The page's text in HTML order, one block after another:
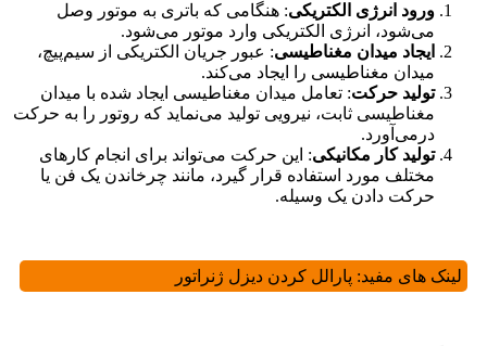
ورود انرژی الکتریکی: هنگامی که باتری به موتور وصل
می‌شود، انرژی الکتریکی وارد موتور می‌شود.
ایجاد میدان مغناطیسی: عبور جریان الکتریکی از سیم‌پیچ،
میدان مغناطیسی را ایجاد می‌کند.
تولید حرکت: تعامل میدان مغناطیسی ایجاد شده با میدان
مغناطیسی ثابت، نیرویی تولید می‌نماید که روتور را به حرکت
درمی‌آورد.
تولید کار مکانیکی: این حرکت می‌تواند برای انجام کارهای
مختلف مورد استفاده قرار گیرد، مانند چرخاندن یک فن یا
حرکت دادن یک وسیله.
لینک های مفید: پارالل کردن دیزل ژنراتور